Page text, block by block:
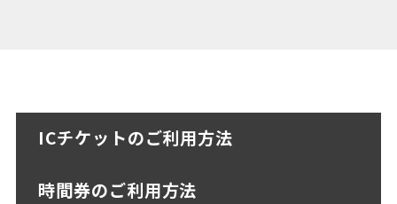
ICチケットのご利用方法
時間券のご利用方法